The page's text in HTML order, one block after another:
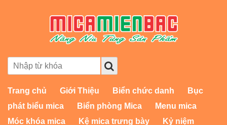
Trang chủ Giới Thiệu Biển chức danh
Bục
phát biểu mica
Biển phòng Mica
Menu mica
Móc khóa mica
Kệ mica trưng bày
Kỷ niệm